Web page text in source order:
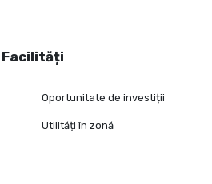
Facilități
Oportunitate de investiții
Utilități în zonă